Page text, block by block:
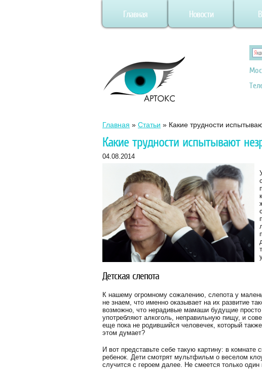
Главная Новости
Главная » Статьи » Какие трудности
Какие трудности испытывают
04.08.2014
Детская слепота
К нашему огромному сожалению, слепота у
не знаем, что именно оказывает на их развитие
возможно, что нерадивые мамаши будущие просто
употребляют алкоголь, неправильную пищу, и
еще пока не родившийся человечек, который
этом думает?
И вот представьте себе такую картину: в комнате
ребенок. Дети смотрят мультфильм о веселом
случится с героем далее. Не смеется только